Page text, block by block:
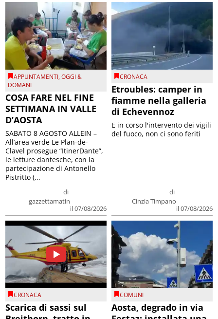
APPUNTAMENTI,OGGI &
DOMANI
COSA FARE NEL FINE
SETTIMANA IN VALLE
D’AOSTA
di
gazzettamatin
il 07/08/2026
SABATO 8 AGOSTO ALLEIN –
All’area verde Le Plan-de-
Clavel prosegue “ItinerDante”,
le letture dantesche, con la
partecipazione di Antonello
Pistritto (...
CRONACA
Etroubles: camper in
fiamme nella galleria
di Echevennoz
di
Cinzia Timpano
il 07/08/2026
E in corso l'intervento dei vigili
del fuoco, non ci sono feriti
CRONACA
Scarica di sassi sul
COMUNI
Aosta, degrado in via